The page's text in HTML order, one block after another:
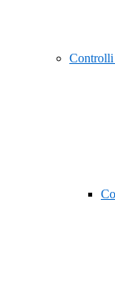
Controlli